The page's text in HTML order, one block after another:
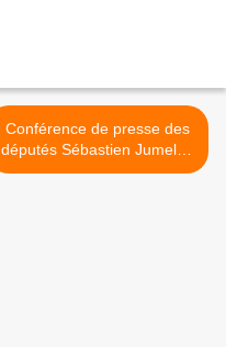
Conférence de presse des
députés Sébastien Jumel et
Cedric Villani pour la vérité